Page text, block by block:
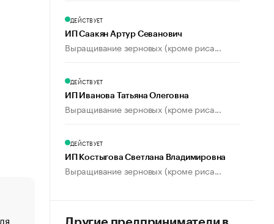
«От спорта тело стареет иначе». Как живет глава
ДЕЙСТВУЕТ
ИП Саакян Артур Севанович
Выращивание зерновых (кроме риса...
ДЕЙСТВУЕТ
ИП Иванова Татьяна Олеговна
Выращивание зерновых (кроме риса...
ДЕЙСТВУЕТ
ИП Костыгова Светлана Владимировна
Выращивание зерновых (кроме риса...